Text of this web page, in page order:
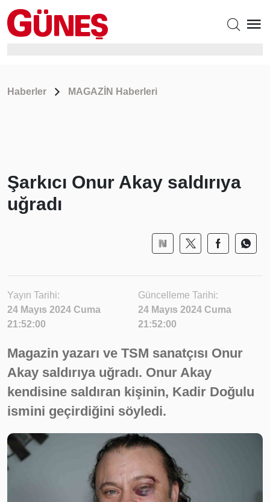
Haberler MAGAZİN Haberleri
Şarkıcı Onur Akay saldırıya
uğradı
Yayın Tarihi:
24 Mayıs 2024 Cuma
21:52:00
Güncelleme Tarihi:
24 Mayıs 2024 Cuma
21:52:00
Magazin yazarı ve TSM sanatçısı Onur
Akay saldırıya uğradı. Onur Akay
kendisine saldıran kişinin, Kadir Doğulu
ismini geçirdiğini söyledi.